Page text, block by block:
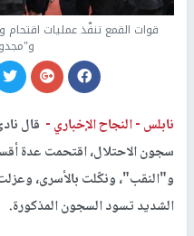
قوات القمع تنفّذ عمليات
نابلس -النجاح الإخباري - قال
سجون الاحتلال، اقتحمت عدة
و"النقب"، ونكّلت بالأسرى،
الشديد تسود السجون المذكورة.